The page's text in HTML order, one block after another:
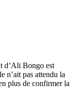
d’Ali Bongo est
n’ait pas attendu la
plus de confirmer la